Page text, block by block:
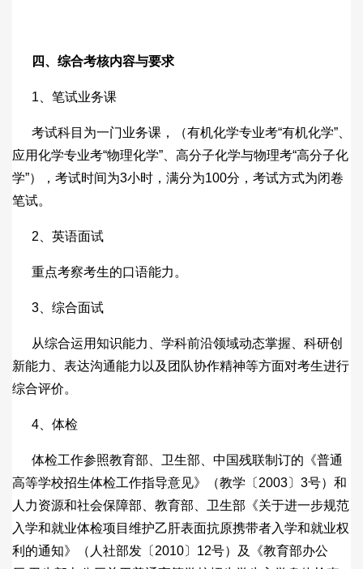
四、综合考核内容与要求
1、笔试业务课
考试科目为一门业务课，（有机化学专业考“有机化学”、
应用化学专业考“物理化学”、高分子化学与物理考“高分子化
学”），考试时间为3小时，满分为100分，考试方式为闭卷
笔试。
2、英语面试
重点考察考生的口语能力。
3、综合面试
从综合运用知识能力、学科前沿领域动态掌握、科研创
新能力、表达沟通能力以及团队协作精神等方面对考生进行
综合评价。
4、体检
体检工作参照教育部、卫生部、中国残联制订的《普通
高等学校招生体检工作指导意见》（教学〔2003〕3号）和
人力资源和社会保障部、教育部、卫生部《关于进一步规范
入学和就业体检项目维护乙肝表面抗原携带者入学和就业权
利的通知》（人社部发〔2010〕12号）及《教育部办公